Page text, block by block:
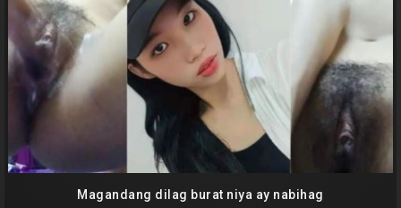
Magandang dilag burat niya ay nabihag